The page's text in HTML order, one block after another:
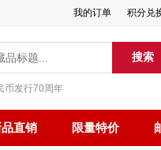
积分兑
我的订单
搜索
币发行70周年
品直销 限量特价